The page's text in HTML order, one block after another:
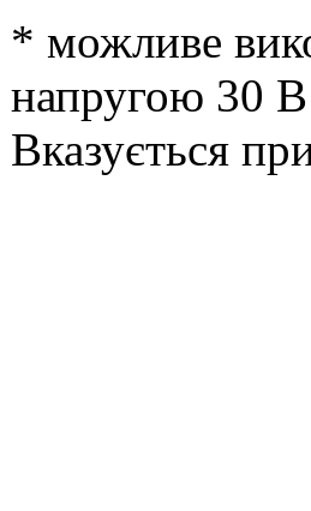
* можливе
напругою 30
Вказується